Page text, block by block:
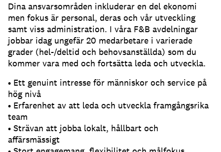
Dina ansvarsområden inkluderar en del ekonomi
men fokus är personal, deras och vår utveckling
samt viss administration. I våra F&B avdelningar
jobbar idag ungefär 20 medarbetare i varierade
grader (hel-/deltid och behovsanställda) som du
kommer vara med och fortsätta leda och utveckla.
• Ett genuint intresse för människor och service på
hög nivå
• Erfarenhet av att leda och utveckla framgångsrika
team
• Strävan att jobba lokalt, hållbart och
affärsmässigt